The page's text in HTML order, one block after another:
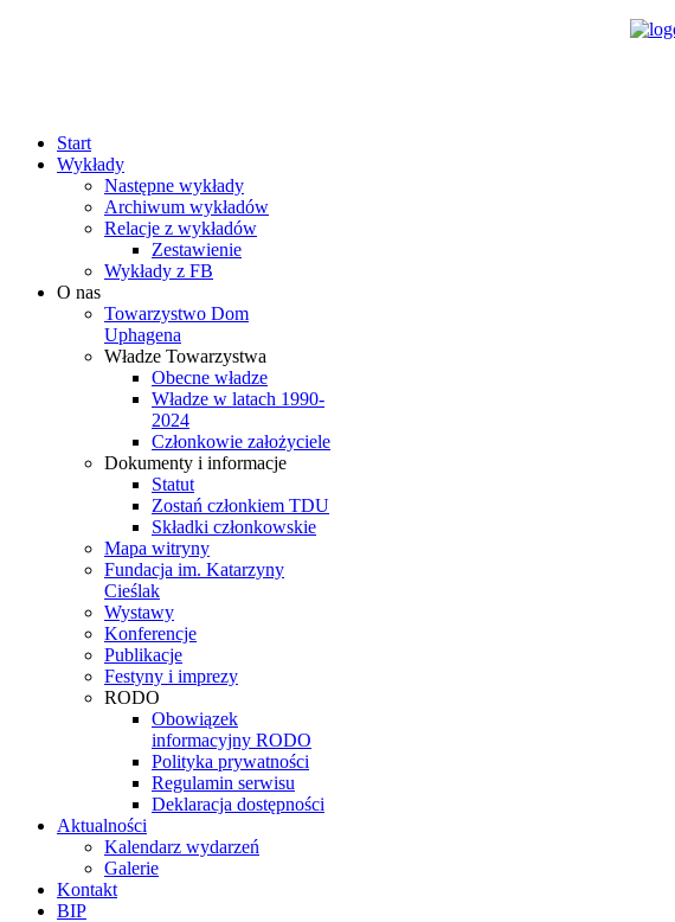
Start
Wykłady
Następne wykłady
Archiwum wykładów
Relacje z wykładów
Zestawienie
Wykłady z FB
O nas
Towarzystwo Dom
Uphagena
Władze Towarzystwa
Obecne władze
Władze w latach 1990-
2024
Członkowie założyciele
Dokumenty i informacje
Statut
Zostań członkiem TDU
Składki członkowskie
Mapa witryny
Fundacja im. Katarzyny
Cieślak
Wystawy
Konferencje
Publikacje
Festyny i imprezy
RODO
Obowiązek
informacyjny RODO
Polityka prywatności
Regulamin serwisu
Deklaracja dostępności
Aktualności
Kalendarz wydarzeń
Galerie
Kontakt
BIP